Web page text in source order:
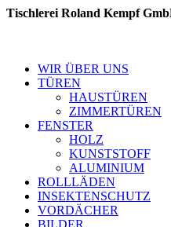
Tischlerei Roland Kempf
WIR ÜBER UNS
TÜREN
HAUSTÜREN
ZIMMERTÜREN
FENSTER
HOLZ
KUNSTSTOFF
ALUMINIUM
ROLLLÄDEN
INSEKTENSCHUTZ
VORDÄCHER
BILDER